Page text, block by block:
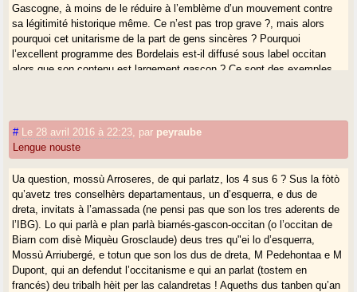
Gascogne, à moins de le réduire à l’emblème d’un mouvement contre
sa légitimité historique même. Ce n’est pas trop grave ?, mais alors
pourquoi cet unitarisme de la part de gens sincères ? Pourquoi
l’excellent programme des Bordelais est-il diffusé sous label occitan
alors que son contenu est largement gascon ? Ce sont des exemples
Quand au dernier argument, qui est de prouver qu’on a raison parce
Si vous n’aviez pas connu l’occitanisme, auriez-vous pour autant moins
aimé votre pays ? Je ne crois pas. L’occitanisme a fourni des moyens ?
Il a rendu l’espoir ? Oui, mais aujourd’hui il est temps de réagir contre la
disproportion et le traitement inégal qui se manifestent au détriment de
la Gascogne qui devrait être première nommée, objectivée et promue.
Bonser !
# Le 28 avril 2016 à 22:23 par peyraube
Lengue nouste
Ua question, mossù Arroseres, de qui parlatz, los 4 sus 6 ? Sus la fòtò
qu’avetz tres conselhèrs departamentaus, un d’esquerra, e dus de
dreta, invitats à l’amassada (ne pensi pas que son los tres aderents de
l’IBG). Lo qui parlà e plan parlà biarnés-gascon-occitan (o l’occitan de
Biarn com disè Miquèu Grosclaude) deus tres qu"ei lo d’esquerra,
Mossù Arriubergé, e totun que son los dus de dreta, M Pedehontaa e M
Dupont, qui an defendut l’occitanisme e qui an parlat (tostem en
francés) deu tribalh hèit per las calandretas ! Aqueths dus tanben qu’an